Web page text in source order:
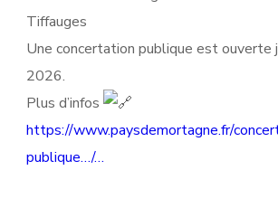
Tiffauges
Une concertation publique est ouverte
2026.
Plus d’infos
https://www.paysdemortagne.fr/
publique…/…